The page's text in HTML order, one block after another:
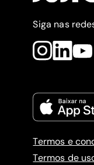
Siga nas
Termos e
Termos de